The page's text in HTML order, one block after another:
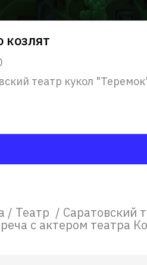
козлят
театр кукол
/ Театр / Саратовский
с актером театра